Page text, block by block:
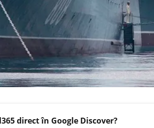
direct în Google Discover?